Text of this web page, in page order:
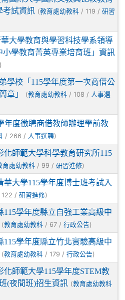
考試資訊 (教育處幼教科 / 119 / 研習
華大學教育與學習科技學系領導
學教育菁英專業培育班」資訊
)
學校「115學年度第一次商借公
章」
(教育處幼教科 / 108 / 人事選
年度徵聘商借教師辦理學前教
/ 266 / 人事選聘)
化師範大學科學教育研究所115
育處幼教科 / 99 / 研習進修)
華大學115學年度博士班考試入
/ 研習進修)
115學年度縣立自強工業高級中
(教育處幼教科 / 67 / 行政公告)
115學年度縣立竹北實驗高級中
(教育處幼教科 / 179 / 行政公告)
化師範大學115學年度STEM教
(夜間班)招生資訊 (教育處幼教科